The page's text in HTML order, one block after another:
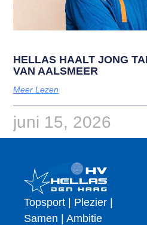
HELLAS HAALT JONG
VAN AALSMEER
Meer Lezen
juni 15, 2026
Topsport | Plezier |
Samen | Ambitie